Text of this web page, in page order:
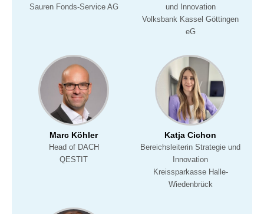
Sauren Fonds-Service AG
und Innovation
Volksbank Kassel Göttingen
eG
Marc Köhler
Head of DACH
QESTIT
Katja Cichon
Bereichsleiterin Strategie und
Innovation
Kreissparkasse Halle-
Wiedenbrück